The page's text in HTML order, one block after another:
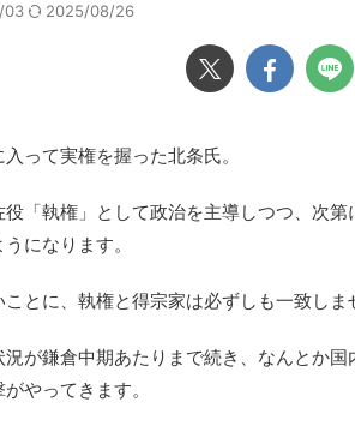
03 2025/08/26
って実権を握った北条氏。
役「執権」として政治を主導しつつ、次
になります。
とに、執権と得宗家は必ずしも一致しま
況が鎌倉中期あたりまで続き、なんとか
やってきます。